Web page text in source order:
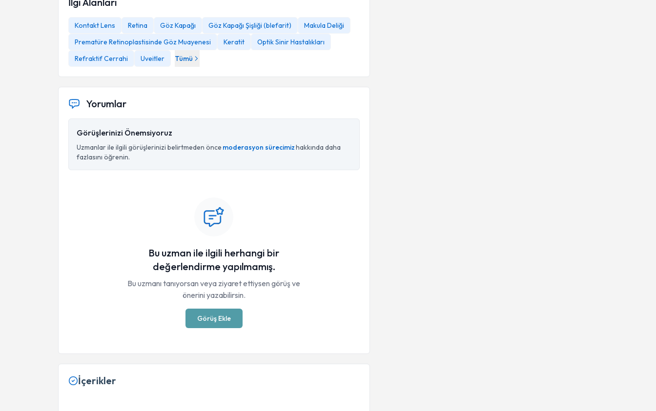
Kontakt Lens Retina Göz Kapağı Göz Kapağı Şişliği (blefarit)
Makula Deliği
Prematüre Retinoplastisinde Göz Muayenesi
Keratit
Optik Sinir Hastalıkları
Refraktif Cerrahi
Uveitler Tümü
Yorumlar
Görüşlerinizi Önemsiyoruz
Uzmanlar ile ilgili görüşlerinizi belirtmeden önce moderasyon sürecimizhakkında daha
fazlasını öğrenin.
Bu uzman ile ilgili herhangi bir
değerlendirme yapılmamış.
Bu uzmanı tanıyorsan veya ziyaret ettiysen görüş ve
önerini yazabilirsin.
Görüş Ekle
İçerikler